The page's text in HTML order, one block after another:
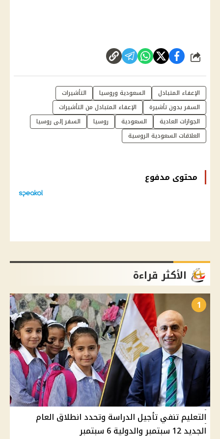
شارك
الإعفاء المتبادل السعودية وروسيا
التأشيرات
السفر بدون تأشيرة
الإعفاء المتبادل من التأشيرات
الجوازات العادية
السعودية روسيا
السفر إلى روسيا
العلاقات السعودية الروسية
محتوى مدفوع
الأكثر قراءة
1
التعليم تنفي تأجيل الدراسة وتحدد انطلاق العام
الجديد 12 سبتمبر والدولية 6 سبتمبر